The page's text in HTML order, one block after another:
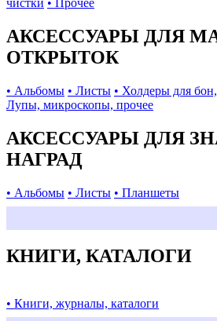
чистки • Прочее
АКСЕССУАРЫ ДЛЯ
ОТКРЫТОК
• Альбомы • Листы • Холдеры для
Лупы, микроскопы, прочее
АКСЕССУАРЫ ДЛЯ
НАГРАД
• Альбомы • Листы • Планшеты
КНИГИ, КАТАЛОГИ
• Книги, журналы, каталоги